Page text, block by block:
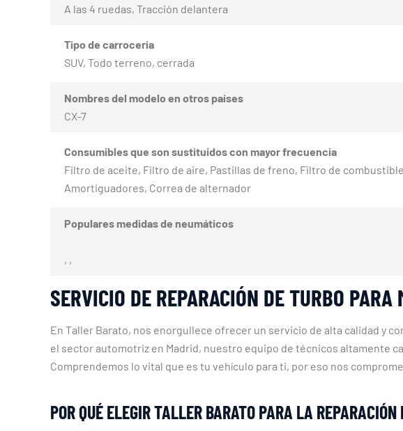
A las 4 ruedas, Tracción delantera
Tipo de carrocería
SUV, Todo terreno, cerrada
Nombres del modelo en otros países
CX-7
Consumibles que son sustituidos con mayor frecuencia
Filtro de aceite, Filtro de aire, Pastillas de freno, Filtro de
Amortiguadores, Correa de alternador
Populares medidas de neumáticos
, ,
SERVICIO DE REPARACIÓN DE TURBO
En Taller Barato, nos enorgullece ofrecer un servicio de alta calidad y
el sector automotriz en Madrid, nuestro equipo de técnicos altamente
Comprendemos lo vital que es tu vehículo para ti, por eso nos
POR QUÉ ELEGIR TALLER BARATO PARA LA